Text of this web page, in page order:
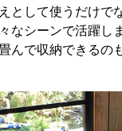
として使うだけで
なシーンで活躍し
んで収納できるの